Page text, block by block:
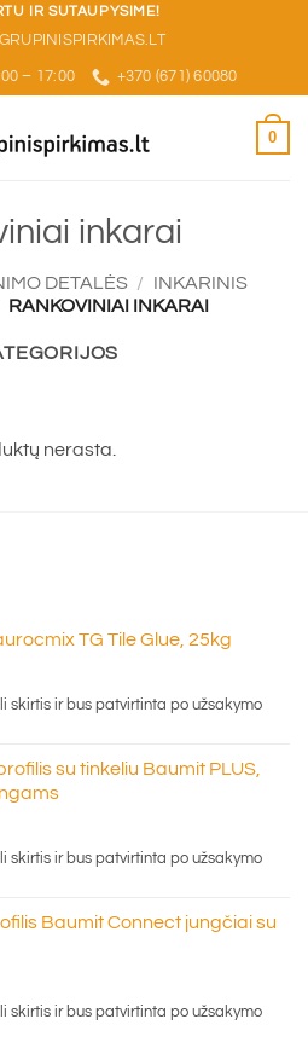
IR SUTAUPYSIME!
– 17:00 +370 (671) 60080
0
inkarai
DETALĖS /
INKARINIS
RANKOVINIAI INKARAI
nerasta.
TG Tile Glue, 25kg
skirtis ir bus patvirtinta po užsakymo
su tinkeliu Baumit PLUS,
skirtis ir bus patvirtinta po užsakymo
Baumit Connect jungčiai su
skirtis ir bus patvirtinta po užsakymo